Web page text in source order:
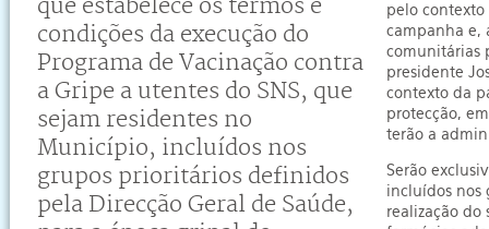
que estabelece os termos e
condições da execução do
Programa de Vacinação contra
a Gripe a utentes do SNS, que
sejam residentes no
Município, incluídos nos
grupos prioritários definidos
pela Direcção Geral de Saúde,
pelo
campanha e,
comunitárias
presidente
contexto da
protecção,
terão a
Serão
incluídos nos
realização do